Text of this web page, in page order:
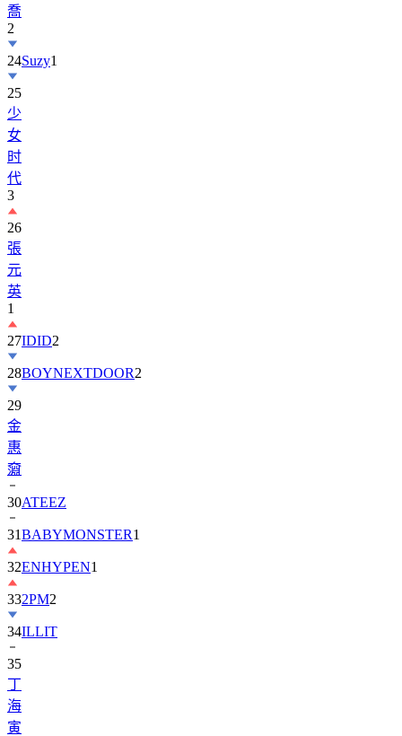
喬
2
24Suzy1
25
少
女
时
代
3
26
張
元
英
1
27IDID2
28BOYNEXTDOOR2
29
金
惠
奫
30ATEEZ
31BABYMONSTER1
32ENHYPEN1
332PM2
34ILLIT
35
丁
海
寅